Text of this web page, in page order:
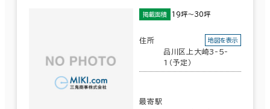
掲載面積 19坪～30坪
住所
品川区上大崎3-5-
1（予定）
地図を表示
最寄駅
3分以内